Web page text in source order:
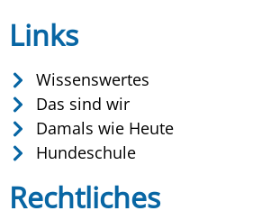
Links
Wissenswertes
Das sind wir
Damals wie Heute
Hundeschule
Rechtliches